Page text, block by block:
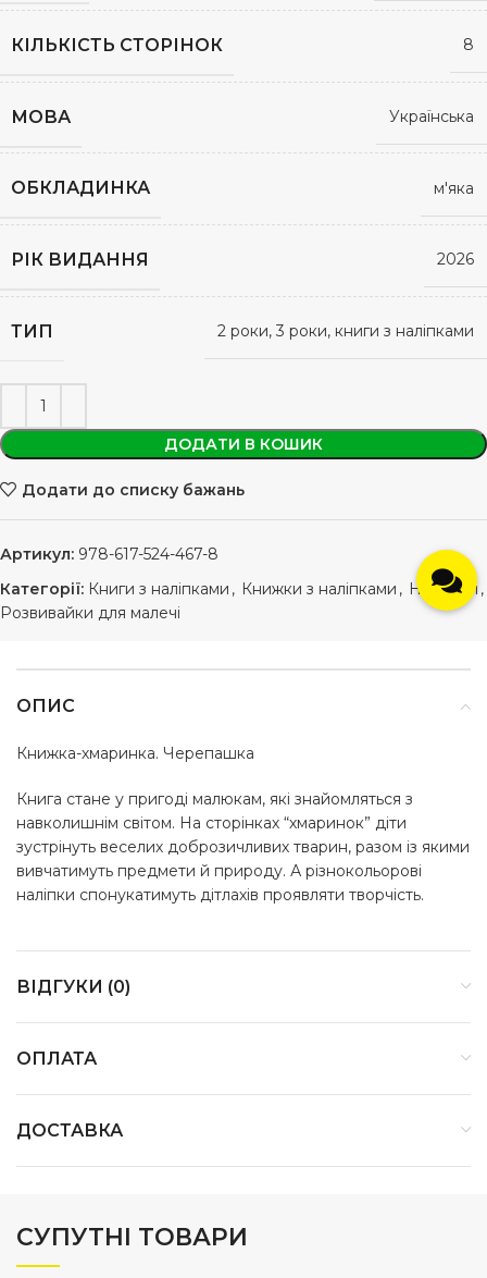
КІЛЬКІСТЬ СТОРІНОК 8
МОВА Українська
ОБКЛАДИНКА м'яка
РІК ВИДАННЯ 2026
ТИП 2 роки, 3 роки, книги з наліпками
ДОДАТИ В КОШИК
Додати до списку бажань
Артикул: 978-617-524-467-8
Категорії: Книги з наліпками , Книжки з наліпками , Новинки ,
Розвивайки для малечі
ОПИС
Книжка-хмаринка. Черепашка
Книга стане у пригоді малюкам, які знайомляться з
навколишнім світом. На сторінках “хмаринок” діти
зустрінуть веселих доброзичливих тварин, разом із якими
вивчатимуть предмети й природу. А різнокольорові
наліпки спонукатимуть дітлахів проявляти творчість.
ВІДГУКИ (0)
ОПЛАТА
ДОСТАВКА
СУПУТНІ ТОВАРИ